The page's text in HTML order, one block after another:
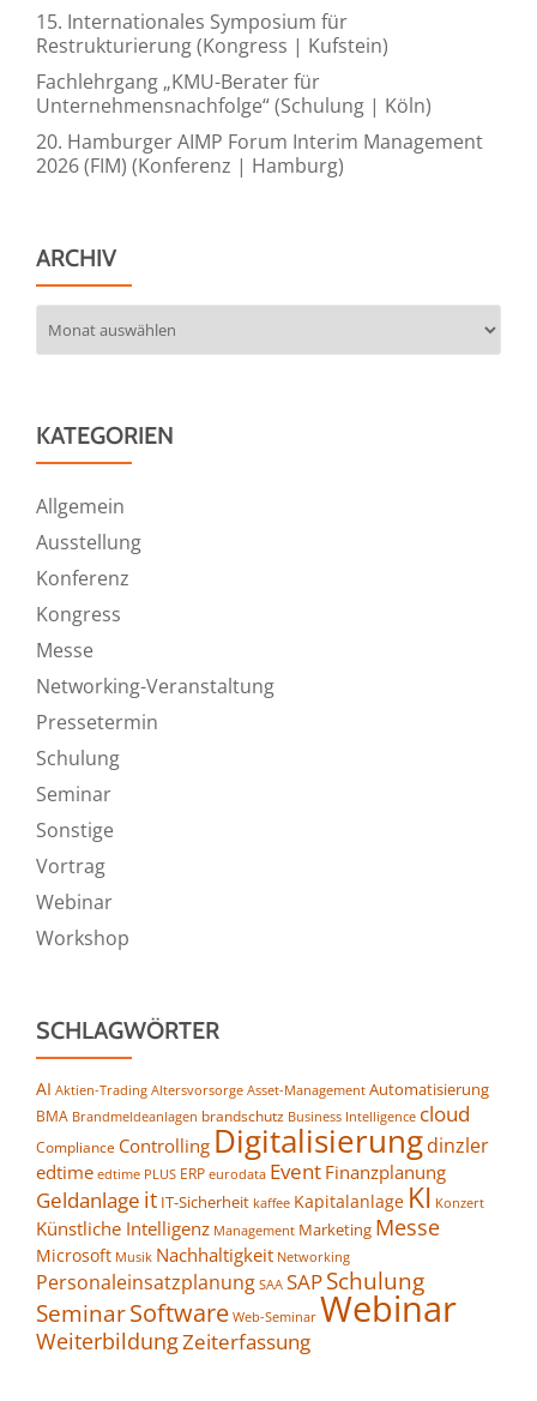
15. Internationales Symposium für
Restrukturierung (Kongress | Kufstein)
Fachlehrgang „KMU-Berater für
Unternehmensnachfolge“ (Schulung | Köln)
20. Hamburger AIMP Forum Interim Management
2026 (FIM) (Konferenz | Hamburg)
ARCHIV
KATEGORIEN
Allgemein
Ausstellung
Konferenz
Kongress
Messe
Networking-Veranstaltung
Pressetermin
Schulung
Seminar
Sonstige
Vortrag
Webinar
Workshop
SCHLAGWÖRTER
AI Aktien-Trading Altersvorsorge Asset-Management Automatisierung
BMA Brandmeldeanlagen brandschutz Business Intelligence cloud
Compliance Controlling Digitalisierungdinzler
edtime edtime PLUS ERP eurodata Event Finanzplanung
Geldanlage it IT-Sicherheit kaffee Kapitalanlage KI Konzert
Künstliche Intelligenz Management Marketing Messe
Microsoft Musik Nachhaltigkeit Networking
Personaleinsatzplanung SAA SAPSchulung
SeminarSoftware Web-Seminar Webinar
WeiterbildungZeiterfassung